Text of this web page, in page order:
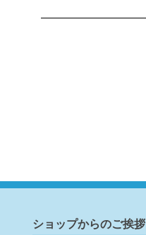
ショップからのご挨拶